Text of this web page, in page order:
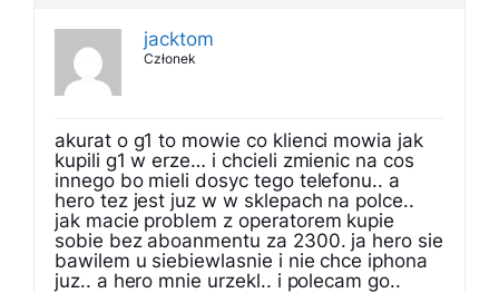
jacktom
Członek
akurat o g1 to mowie co klienci mowia jak
kupili g1 w erze… i chcieli zmienic na cos
innego bo mieli dosyc tego telefonu.. a
hero tez jest juz w w sklepach na polce..
jak macie problem z operatorem kupie
sobie bez aboanmentu za 2300. ja hero sie
bawilem u siebiewlasnie i nie chce iphona
juz.. a hero mnie urzekl.. i polecam go..